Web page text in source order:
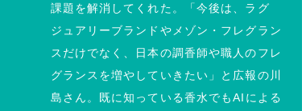
課題を解消してくれた。「今後は、ラグ
ジュアリーブランドやメゾン・フレグラン
スだけでなく、日本の調香師や職人のフレ
グランスを増やしていきたい」と広報の川
島さん。既に知っている香水でもAIによる